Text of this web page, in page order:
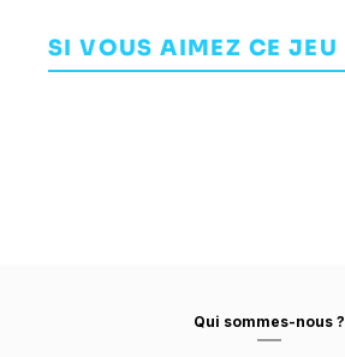
SI VOUS AIMEZ CE JEU
ARCADE
ARCADE
Qui sommes-nous ?